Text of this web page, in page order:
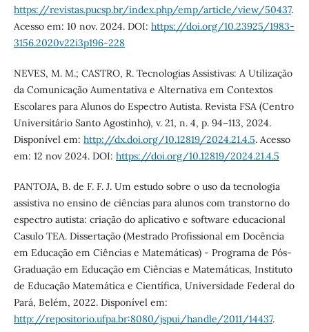
https://revistas.pucsp.br/index.php/emp/article/view/50437.
Acesso em: 10 nov. 2024. DOI: https://doi.org/10.23925/1983-
3156.2020v22i3p196-228
NEVES, M. M.; CASTRO, R. Tecnologias Assistivas: A Utilização
da Comunicação Aumentativa e Alternativa em Contextos
Escolares para Alunos do Espectro Autista. Revista FSA (Centro
Universitário Santo Agostinho), v. 21, n. 4, p. 94–113, 2024.
Disponível em: http://dx.doi.org/10.12819/2024.21.4.5. Acesso
em: 12 nov 2024. DOI: https://doi.org/10.12819/2024.21.4.5
PANTOJA, B. de F. F. J. Um estudo sobre o uso da tecnologia
assistiva no ensino de ciências para alunos com transtorno do
espectro autista: criação do aplicativo e software educacional
Casulo TEA. Dissertação (Mestrado Profissional em Docência
em Educação em Ciências e Matemáticas) - Programa de Pós-
Graduação em Educação em Ciências e Matemáticas, Instituto
de Educação Matemática e Científica, Universidade Federal do
Pará, Belém, 2022. Disponível em:
http://repositorio.ufpa.br:8080/jspui/handle/2011/14437.